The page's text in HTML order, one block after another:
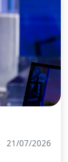
21/07/2026